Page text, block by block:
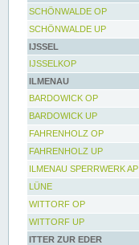
SCHÖNWALDE OP
SCHÖNWALDE UP
IJSSEL
IJSSELKOP
ILMENAU
BARDOWICK OP
BARDOWICK UP
FAHRENHOLZ OP
FAHRENHOLZ UP
ILMENAU SPERRWERK AP
LÜNE
WITTORF OP
WITTORF UP
ITTER ZUR EDER